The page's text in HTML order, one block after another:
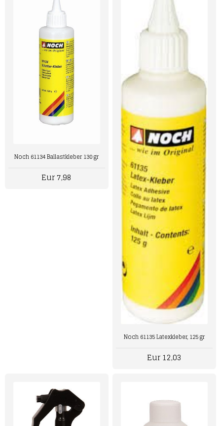
Noch 61134 Ballastkleber 130 gr
Eur 7,98
Noch 61135 Latexkleber, 125 gr
Eur 12,03